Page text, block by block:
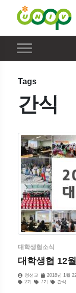
Tags
간식
대학생협소식
대학생협 12
정선교
2018년 1월
2기
7기 간식